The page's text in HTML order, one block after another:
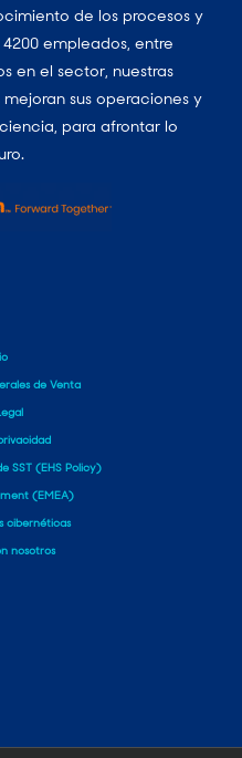
de los procesos y
empleados, entre
en el sector, nuestras
sus operaciones y
para afrontar lo
de Venta
SST (EHS Policy)
(EMEA)
cibernéticas
nosotros